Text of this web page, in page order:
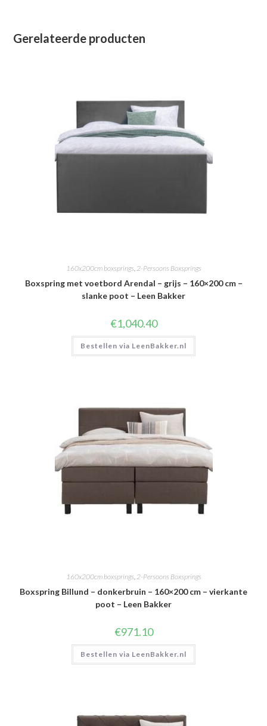
Gerelateerde producten
160x200cm boxsprings,2-Persoons Boxsprings
Boxspring met voetbord Arendal – grijs – 160×200 cm –
slanke poot – Leen Bakker
€1,040.40
Bestellen via LeenBakker.nl
160x200cm boxsprings 2-Persoons Boxsprings
Boxspring Billund – donkerbruin – 160×200 cm – vierkante
poot – Leen Bakker
€971.10
Bestellen via LeenBakker.nl